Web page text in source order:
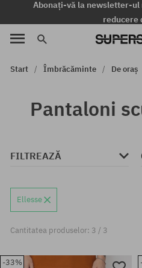
Abonați-vă la newsletter-
reducere
Start Îmbrăcăminte De oraș
Pantaloni
FILTREAZĂ
Ellesse
Cantitatea produselor: 3 / 3
-33%